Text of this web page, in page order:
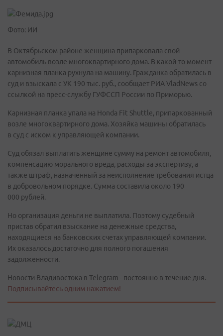
Фото: ИИ
В Октябрьском районе женщина припарковала свой
автомобиль возле многоквартирного дома. В какой-то момент
карнизная планка рухнула на машину. Гражданка обратилась в
суд и взыскала с УК 190 тыс. руб., сообщает РИА VladNews со
ссылкой на пресс-службу ГУФССП России по Приморью.
Карнизная планка упала на Honda Fit Shuttle, припаркованный
возле многоквартирного дома. Хозяйка машины обратилась
в суд с иском к управляющей компании.
Суд обязал выплатить женщине сумму на ремонт автомобиля,
компенсацию морального вреда, расходы за экспертизу, а
также штраф, назначенный за неисполнение требования истца
в добровольном порядке. Сумма составила около 190
000 рублей.
Но организация деньги не выплатила. Поэтому судебный
пристав обратил взыскание на денежные средства,
находящиеся на банковских счетах управляющей компании.
Их оказалось достаточно для полного погашения
задолженности.
Новости Владивостока в Telegram - постоянно в течение дня.
Подписывайтесь одним нажатием!